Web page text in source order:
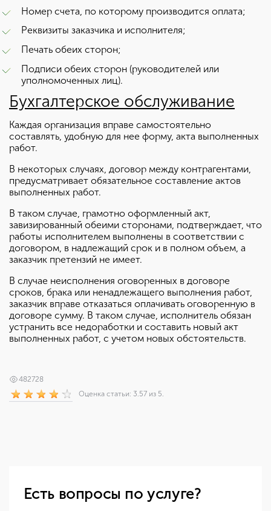
Номер счета, по которому производится оплата;
Реквизиты заказчика и исполнителя;
Печать обеих сторон;
Подписи обеих сторон (руководителей или
уполномоченных лиц).
Бухгалтерское обслуживание
Каждая организация вправе самостоятельно
составлять, удобную для нее форму, акта выполненных
работ.
В некоторых случаях, договор между контрагентами,
предусматривает обязательное составление актов
выполненных работ.
В таком случае, грамотно оформленный акт,
завизированный обеими сторонами, подтверждает, что
работы исполнителем выполнены в соответствии с
договором, в надлежащий срок и в полном объем, а
заказчик претензий не имеет.
В случае неисполнения оговоренных в договоре
сроков, брака или ненадлежащего выполнения работ,
заказчик вправе отказаться оплачивать оговоренную в
договоре сумму. В таком случае, исполнитель обязан
устранить все недоработки и составить новый акт
выполненных работ, с учетом новых обстоятельств.
482728
Оценка статьи: 3.57 из 5.
Есть вопросы по услуге?